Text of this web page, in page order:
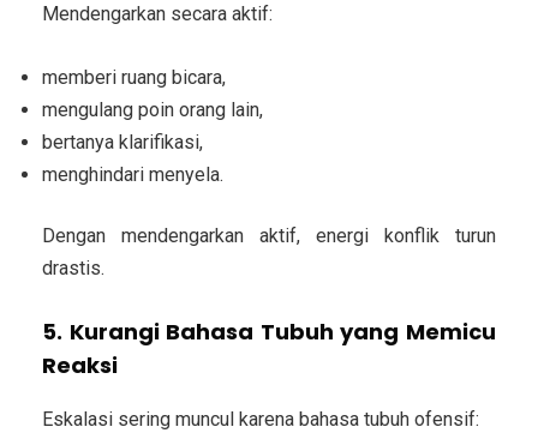
Mendengarkan secara aktif:
memberi ruang bicara,
mengulang poin orang lain,
bertanya klarifikasi,
menghindari menyela.
Dengan mendengarkan aktif, energi konflik turun
drastis.
5. Kurangi Bahasa Tubuh yang Memicu
Reaksi
Eskalasi sering muncul karena bahasa tubuh ofensif: